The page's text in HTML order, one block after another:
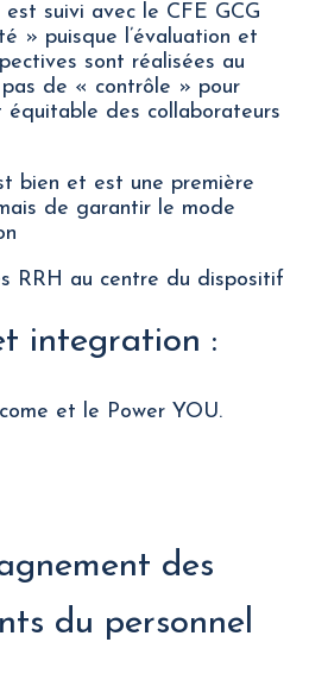
est suivi avec le CFE GCG
» puisque l’évaluation et
sont réalisées au
pas de « contrôle » pour
des collaborateurs
bien et est une première
de garantir le mode
RRH au centre du dispositif
integration :
et le Power YOU.
des
du personnel